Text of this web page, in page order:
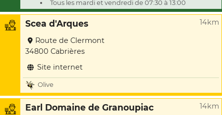
Tous les mardi et vendredi de 07:30 à 13:00
Scea d'Arques 14km
Route de Clermont
34800 Cabrières
Site internet
Olive
Earl Domaine de Granoupiac 14km